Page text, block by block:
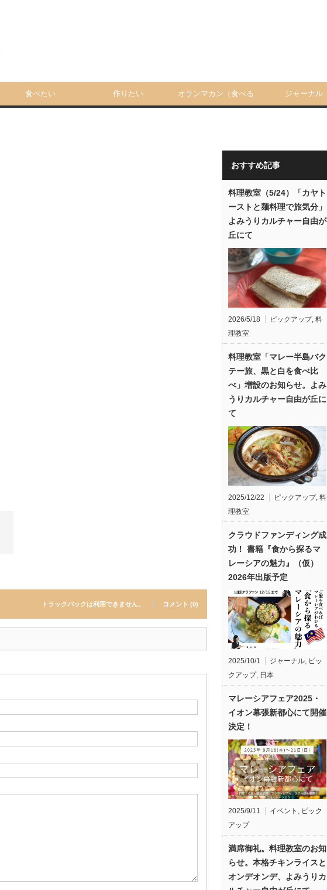
食べたい 作りたい オランマカン（食べる ジャーナル
トラックバックは利用できません。 コメント (0)
おすすめ記事
料理教室（5/24）「カヤト
ーストと麺料理で旅気分」
よみうりカルチャー自由が
丘にて
2026/5/18 ピックアップ, 料
理教室
料理教室「マレー半島バク
テー旅、黒と白を食べ比
べ」増設のお知らせ。よみ
うりカルチャー自由が丘に
て
2025/12/22 ピックアップ, 料
理教室
クラウドファンディング成
功！ 書籍『食から探るマ
レーシアの魅力』（仮）
2026年出版予定
2025/10/1 ジャーナル, ピッ
クアップ, 日本
マレーシアフェア2025・
イオン幕張新都心にて開催
決定！
2025/9/11 イベント , ピック
アップ
満席御礼。料理教室のお知
らせ。本格チキンライスと
オンデオンデ、よみうりカ